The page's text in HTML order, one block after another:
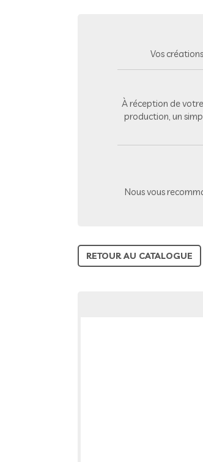
Vos
À réception de
production, un
Nous vous
RETOUR AU CATALOGUE